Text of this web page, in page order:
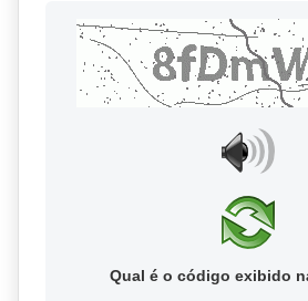
Qual é o código exibido